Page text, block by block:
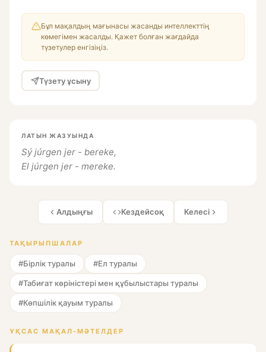
Бұл мақалдың мағынасы жасанды интеллекттің
көмегімен жасалды. Қажет болған жағдайда
түзетулер енгізіңіз.
Түзету ұсыну
ЛАТЫН ЖАЗУЫНДА
Sý júrgen jer - bereke,
El júrgen jer - mereke.
Алдыңғы Кездейсоқ Келесі
ТАҚЫРЫПШАЛАР
#Бірлік туралы #Ел туралы
#Табиғат көріністері мен құбылыстары туралы
#Көпшілік қауым туралы
ҰҚСАС МАҚАЛ-МӘТЕЛДЕР